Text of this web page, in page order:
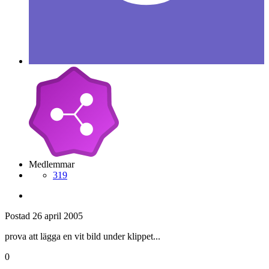
Medlemmar
319
Postad 26 april 2005
prova att lägga en vit bild under klippet...
0